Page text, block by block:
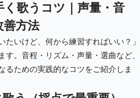
歌うコツ｜声量・音
善方法
たいけど、何から練習すればいい？」
す。音程・リズム・声量・選曲など、
るための実践的なコツをご紹介しま